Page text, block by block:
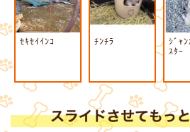
ｾｷｾｲｲﾝｺ ﾁﾝﾁﾗ
ｼﾞｬ
ｽﾀｰ